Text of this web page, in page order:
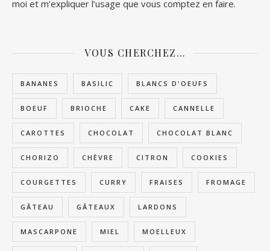
moi et m’expliquer l’usage que vous comptez en faire.
VOUS CHERCHEZ…
BANANES BASILIC BLANCS D'OEUFS
BOEUF BRIOCHE CAKE CANNELLE
CAROTTES CHOCOLAT CHOCOLAT BLANC
CHORIZO CHÈVRE CITRON COOKIES
COURGETTES CURRY FRAISES FROMAGE
GÂTEAU GÂTEAUX LARDONS
MASCARPONE MIEL MOELLEUX